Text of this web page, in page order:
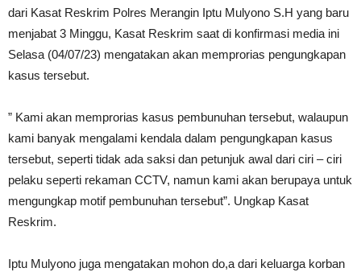
dari Kasat Reskrim Polres Merangin Iptu Mulyono S.H yang baru
menjabat 3 Minggu, Kasat Reskrim saat di konfirmasi media ini
Selasa (04/07/23) mengatakan akan memprorias pengungkapan
kasus tersebut.
” Kami akan memprorias kasus pembunuhan tersebut, walaupun
kami banyak mengalami kendala dalam pengungkapan kasus
tersebut, seperti tidak ada saksi dan petunjuk awal dari ciri – ciri
pelaku seperti rekaman CCTV, namun kami akan berupaya untuk
mengungkap motif pembunuhan tersebut”. Ungkap Kasat
Reskrim.
Iptu Mulyono juga mengatakan mohon do,a dari keluarga korban